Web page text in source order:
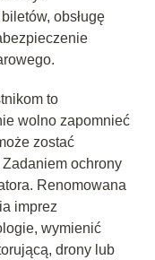
obsługę
to
wolno zapomnieć
zostać
ochrony
Renomowana
imprez
wymienić
drony lub